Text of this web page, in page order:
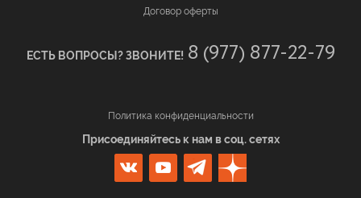
Договор оферты
ЕСТЬ ВОПРОСЫ? ЗВОНИТЕ! 8 (977) 877-22-79
Политика конфиденциальности
Присоединяйтесь к нам в соц. сетях